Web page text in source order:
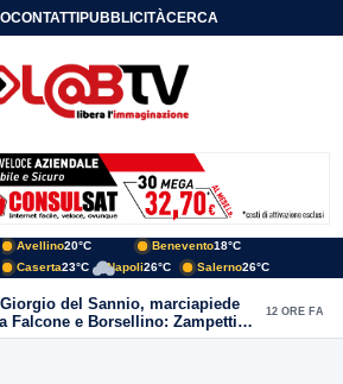
CONTATTIPUBBLICITÀCERCA
Avellino20°C Benevento18°C
Caserta23°C Napoli26°C Salerno26°C
del Sannio, marciapiede
Falcone e Borsellino: Zampetti e
replicano alle polemiche
12 ORE FA